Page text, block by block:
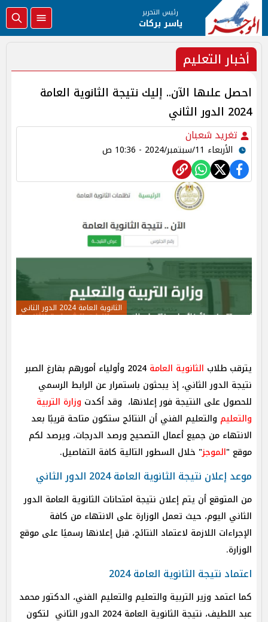
رئيس التحرير
ياسر بركات
أخبار التعليم
احصل علىها الآن.. إليك نتيجة الثانوية العامة
2024 الدور الثاني
تغريد شعبان
الأربعاء 11/سبتمبر/2024 - 10:36 ص
الثانوية العامة 2024 الدور الثاني
يترقب طلاب الثانوية العامة
2024 وأولياء أمورهم بفارغ الصبر
نتيجة الدور الثاني، إذ يبحثون باستمرار عن الرابط الرسمي
للحصول على النتيجة فور إعلانها، وقد أكدت وزارة التربية
والتعليم والتعليم الفني أن النتائج ستكون متاحة قريبًا بعد
الانتهاء من جميع أعمال التصحيح ورصد الدرجات، ويرصد لكم
موقع "الموجز" خلال السطور التالية كافة التفاصيل.
موعد إعلان نتيجة الثانوية العامة 2024 الدور الثاني
من المتوقع أن يتم إعلان نتيجة امتحانات الثانوية العامة الدور
الثاني اليوم، حيث تعمل الوزارة على الانتهاء من كافة
الإجراءات اللازمة لاعتماد النتائج، قبل إعلانها رسميًا على موقع
الوزارة.
اعتماد نتيجة الثانوية العامة 2024
كما اعتمد وزير التربية والتعليم والتعليم الفني، الدكتور محمد
عبد اللطيف، نتيجة الثانوية العامة 2024 الدور الثاني لتكون